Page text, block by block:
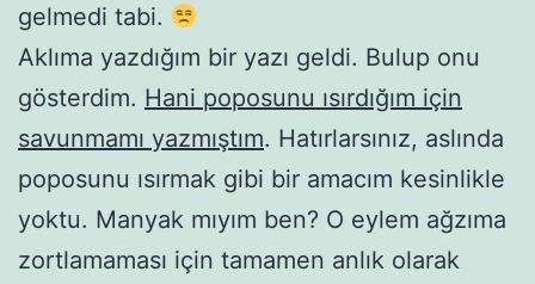
gelmedi tabi.
Aklıma yazdığım bir yazı geldi. Bulup onu
gösterdim. Hani poposunu ısırdığım için
savunmamı yazmıştım. Hatırlarsınız, aslında
poposunu ısırmak gibi bir amacım kesinlikle
yoktu. Manyak mıyım ben? O eylem ağzıma
zortlamaması için tamamen anlık olarak